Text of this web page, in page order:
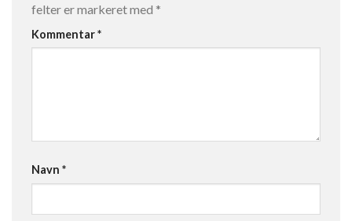
felter er markeret med *
Kommentar*
Navn *